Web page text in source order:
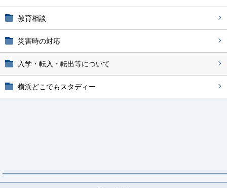
教育相談
災害時の対応
入学・転入・転出等について
横浜どこでもスタディー